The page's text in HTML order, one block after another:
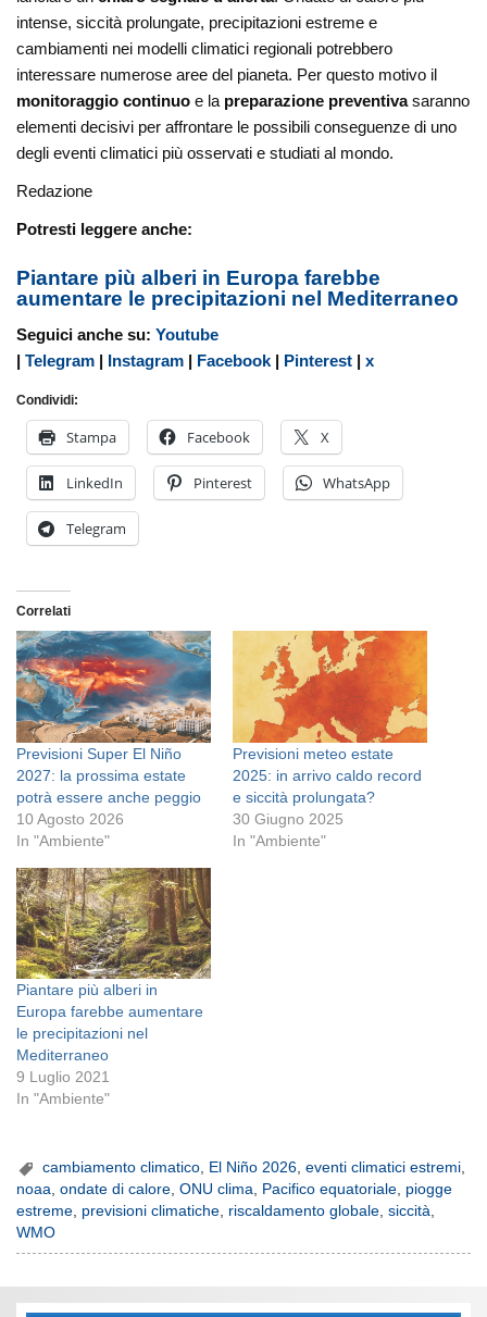
intense, siccità prolungate, precipitazioni estreme e
cambiamenti nei modelli climatici regionali potrebbero
interessare numerose aree del pianeta. Per questo motivo il
monitoraggio continuo e la preparazione preventivasaranno
elementi decisivi per affrontare le possibili conseguenze di uno
degli eventi climatici più osservati e studiati al mondo.
Redazione
Potresti leggere anche:
Piantare più alberi in Europa farebbe
aumentare le precipitazioni nel Mediterraneo
Seguici anche su:Youtube
|Telegram | Instagram | Facebook | Pinterest |x
Condividi:
Stampa Facebook X
LinkedIn Pinterest WhatsApp
Telegram
Correlati
Previsioni Super El Niño
2027: la prossima estate
potrà essere anche peggio
10 Agosto 2026
In "Ambiente"
Previsioni meteo estate
2025: in arrivo caldo record
e siccità prolungata?
30 Giugno 2025
In "Ambiente"
Piantare più alberi in
Europa farebbe aumentare
le precipitazioni nel
Mediterraneo
9 Luglio 2021
In "Ambiente"
cambiamento climatico El Niño 2026 ,eventi climatici estremi
noaa,ondate di calore,ONU clima, Pacifico equatoriale, piogge
estreme, previsioni climatiche, riscaldamento globale,siccità,
WMO